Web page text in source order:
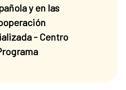
y en las
- Centro